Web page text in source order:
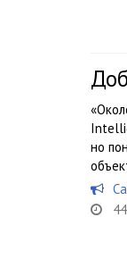
но